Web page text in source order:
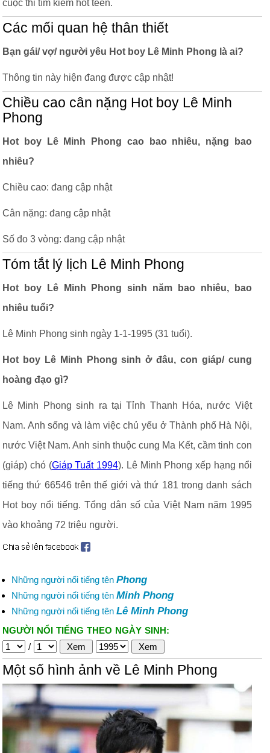
cuộc thi tìm kiếm hot teen.
Các mối quan hệ thân thiết
Bạn gái/ vợ/ người yêu Hot boy Lê Minh Phong là ai?
Thông tin này hiện đang được cập nhật!
Chiều cao cân nặng Hot boy Lê Minh
Phong
Hot boy Lê Minh Phong cao bao nhiêu, nặng bao
nhiêu?
Chiều cao: đang cập nhật
Cân nặng: đang cập nhật
Số đo 3 vòng: đang cập nhật
Tóm tắt lý lịch Lê Minh Phong
Hot boy Lê Minh Phong sinh năm bao nhiêu, bao
nhiêu tuổi?
Lê Minh Phong sinh ngày 1-1-1995 (31 tuổi).
Hot boy Lê Minh Phong sinh ở đâu, con giáp/ cung
hoàng đạo gì?
Lê Minh Phong sinh ra tại Tỉnh Thanh Hóa, nước Việt
Nam. Anh sống và làm việc chủ yếu ở Thành phố Hà Nội,
nước Việt Nam. Anh sinh thuộc cung Ma Kết, cầm tinh con
(giáp) chó (Giáp Tuất 1994). Lê Minh Phong xếp hạng nổi
tiếng thứ 66546 trên thế giới và thứ 181 trong danh sách
Hot boy nổi tiếng. Tổng dân số của Việt Nam năm 1995
vào khoảng 72 triệu người.
Những người nổi tiếng tên Phong
Những người nổi tiếng tên Minh Phong
Những người nổi tiếng tên Lê Minh Phong
NGƯỜI NỔI TIẾNG THEO NGÀY SINH:
/
Một số hình ảnh về Lê Minh Phong